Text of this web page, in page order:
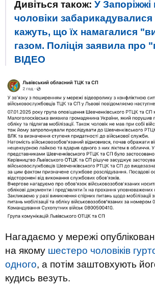
Дивіться також: У Запоріжжі
чоловіки забарикадувалися
кажуть, що їх намагалися
газом. Поліція заявила про
ВIДЕО
Нагадаємо у мережі
на якому шестеро чоловіків
одного, а потім заштовхують
кудись везуть.